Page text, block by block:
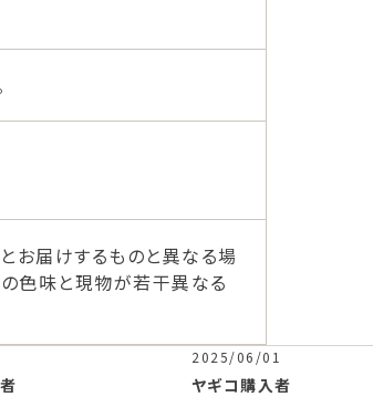
お届けするものと異なる場
色味と現物が若干異なる
入者
01
ニョマン
2025/05/25